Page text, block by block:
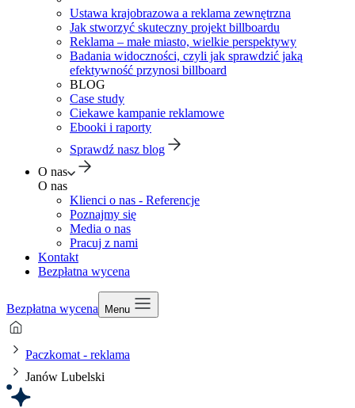
Ustawa krajobrazowa a reklama zewnętrzna
Jak stworzyć skuteczny projekt billboardu
Reklama – małe miasto, wielkie perspektywy
Badania widoczności, czyli jak sprawdzić jaką
efektywność przynosi billboard
BLOG
Case study
Ciekawe kampanie reklamowe
Ebooki i raporty
Sprawdź nasz blog
O nas
O nas
Klienci o nas - Referencje
Poznajmy się
Media o nas
Pracuj z nami
Kontakt
Bezpłatna wycena
Bezpłatna wycena Menu
Paczkomat - reklama
Janów Lubelski